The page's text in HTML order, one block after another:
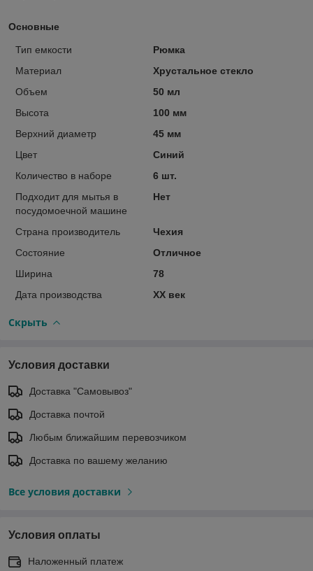
Основные
Тип емкости
Рюмка
Материал
Хрустальное стекло
Объем
50 мл
Высота
100 мм
Верхний диаметр
45 мм
Цвет
Синий
Количество в наборе
6 шт.
Подходит для мытья в
посудомоечной машине
Нет
Страна производитель
Чехия
Состояние
Отличное
Ширина
78
Дата производства
XX век
Скрыть
Условия доставки
Доставка "Самовывоз"
Доставка почтой
Любым ближайшим перевозчиком
Доставка по вашему желанию
Все условия доставки
Условия оплаты
Наложенный платеж